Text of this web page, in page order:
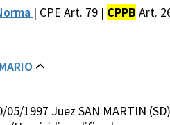
| CPE Art. 79 | CPPB Art.
05/1997 Juez SAN MARTIN (SD)